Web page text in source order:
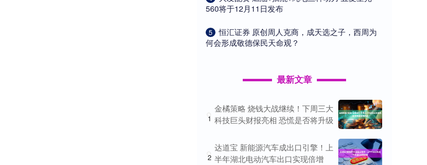
560将于12月11日发布
5
​恒汇证券 原创周人克商，成天选之子，西周为
何会形成敬德保民天命观？
最新文章
1
金橘策略 烧钱大战继续！下周三大
科技巨头财报亮相 恐慌是否将升级
2
达道宝 新能源汽车成出口引擎！上
半年湖北电动汽车出口实现倍增